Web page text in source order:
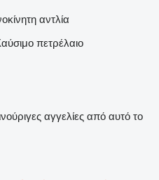
αντλία
πετρέλαιο
αγγελίες από αυτό το